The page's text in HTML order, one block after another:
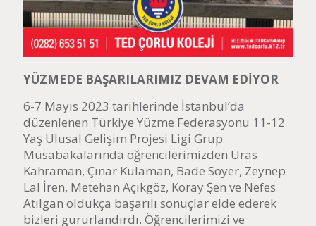
YÜZMEDE BAŞARILARIMIZ DEVAM EDİYOR
6-7 Mayıs 2023 tarihlerinde İstanbul’da
düzenlenen Türkiye Yüzme Federasyonu 11-12
Yaş Ulusal Gelişim Projesi Ligi Grup
Müsabakalarında öğrencilerimizden Uras
Kahraman, Çınar Kulaman, Bade Soyer, Zeynep
Lal İren, Metehan Açıkgöz, Koray Şen ve Nefes
Atılgan oldukça başarılı sonuçlar elde ederek
bizleri gururlandırdı. Öğrencilerimizi ve